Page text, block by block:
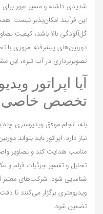
شدیدی داشته و مسیر عبور
این فرآیند امکان‌پذیر نیست.
گل‌آلودگی بالا باشد، کیفیت
دوربین‌های پیشرفته امروزی با
تصویربرداری در آب تیره، این
آیا اپراتور
تخصص خاصی
بله، انجام موفق ویدیومتری
نیاز دارد. اپراتور باید بتواند
مناسب هدایت کند و تصاویر
تحلیل و تفسیر جزئیات فیلم و
شناسایی شود. شرکت‌های معتبر
ویدیومتری برگزار می‌کنند تا
تضمین شود.